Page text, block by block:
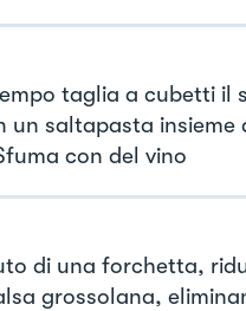
taglia a cubetti il
un saltapasta insieme
con del vino
di una forchetta,
grossolana,